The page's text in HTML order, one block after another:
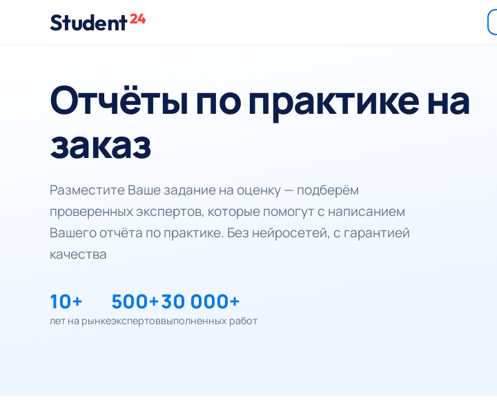
Student24
Отчёты по практике на
заказ
Разместите Ваше задание на оценку — подберём
проверенных экспертов, которые помогут с написанием
Вашего отчёта по практике. Без нейросетей, с гарантией
качества
10+
лет на рынке
500+
экспертов
30 000+
выполненных работ